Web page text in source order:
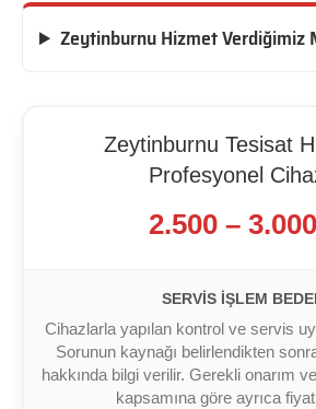
Zeytinburnu Hizmet Verdiğimiz
Zeytinburnu Tesisat
Profesyonel
2.500 –
SERVIS İŞLEM
Cihazlarla yapılan kontrol ve servis
Sorunun kaynağı belirlendikten
hakkında bilgi verilir. Gerekli onarım
kapsamına göre ayrıca